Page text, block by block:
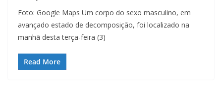
Foto: Google Maps Um corpo do sexo masculino, em
avançado estado de decomposição, foi localizado na
manhã desta terça-feira (3)
Read More